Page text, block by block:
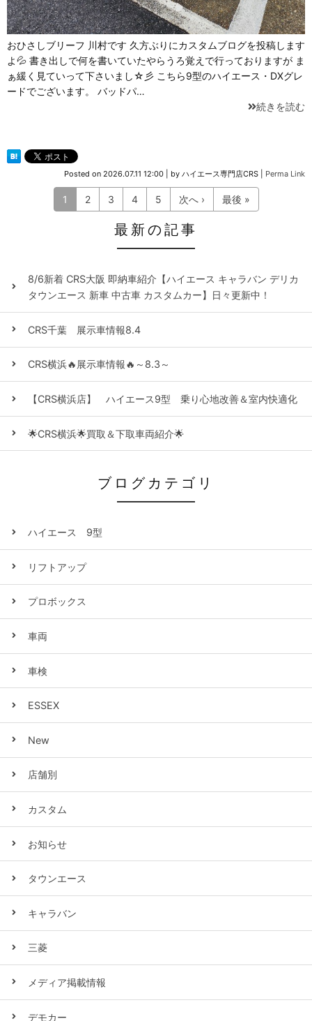
おひさしブリーフ 川村です 久方ぶりにカスタムブログを投稿します
よ💦 書き出しで何を書いていたやらうろ覚えで行っておりますが ま
ぁ緩く見ていって下さいまし☆彡 こちら9型のハイエース・DXグレ
ードでございます。 バッドパ…
続きを読む
Posted on 2026.07.11 12:00 by ハイエース専門店CRS Perma Link
1 2 3 4 5 次へ › 最後 »
最新の記事
8/6新着 CRS大阪 即納車紹介【ハイエース キャラバン デリカ
タウンエース 新車 中古車 カスタムカー】日々更新中！
CRS千葉 展示車情報8.4
CRS横浜🔥展示車情報🔥～8.3～
【CRS横浜店】 ハイエース9型 乗り心地改善＆室内快適化
🌟CRS横浜🌟買取＆下取車両紹介🌟
ブログカテゴリ
ハイエース 9型
リフトアップ
プロボックス
車両
車検
ESSEX
New
店舗別
カスタム
お知らせ
タウンエース
キャラバン
三菱
メディア掲載情報
デモカー